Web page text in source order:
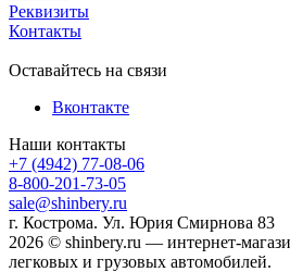
Реквизиты
Контакты
Оставайтесь на связи
Вконтакте
Наши контакты
+7 (4942) 77-08-06
8-800-201-73-05
sale@shinbery.ru
г. Кострома. Ул. Юрия Смирнова 83
2026 © shinbery.ru — интернет-
легковых и грузовых автомобилей.